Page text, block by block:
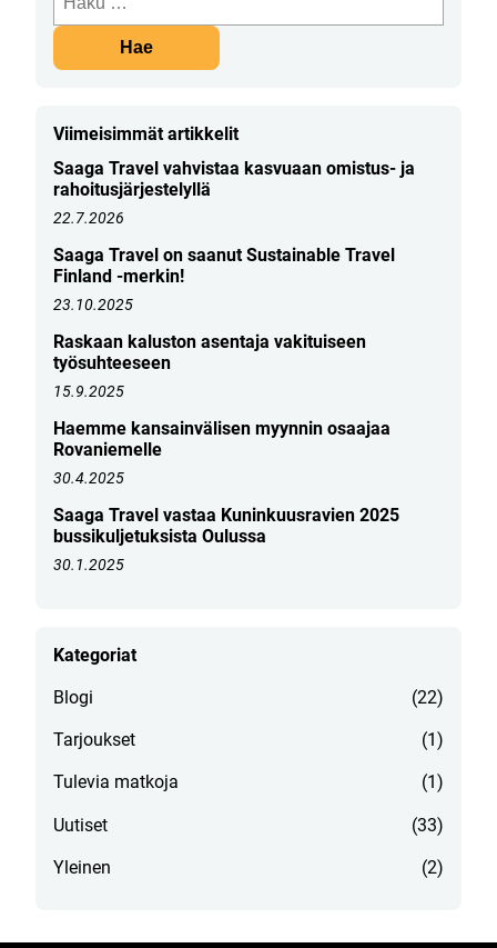
Viimeisimmät artikkelit
Saaga Travel vahvistaa kasvuaan omistus- ja
rahoitusjärjestelyllä
22.7.2026
Saaga Travel on saanut Sustainable Travel
Finland -merkin!
23.10.2025
Raskaan kaluston asentaja vakituiseen
työsuhteeseen
15.9.2025
Haemme kansainvälisen myynnin osaajaa
Rovaniemelle
30.4.2025
Saaga Travel vastaa Kuninkuusravien 2025
bussikuljetuksista Oulussa
30.1.2025
Kategoriat
Blogi
(22)
Tarjoukset (1)
Tulevia matkoja (1)
Uutiset (33)
Yleinen (2)